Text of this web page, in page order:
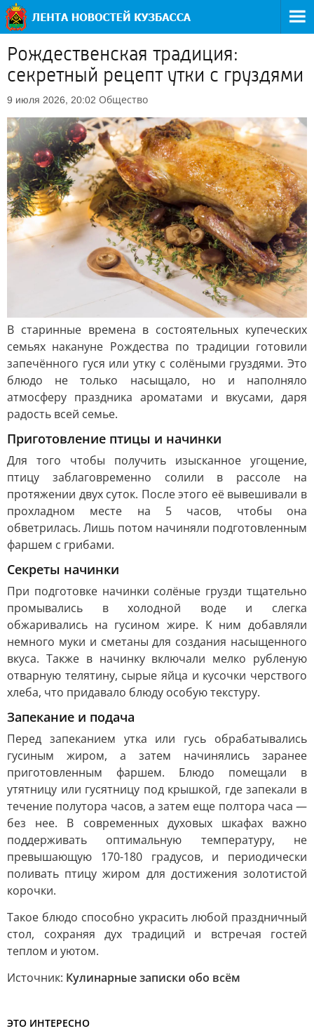
Рождественская традиция:
секретный рецепт утки с груздями
9 июля 2026, 20:02 Общество
В старинные времена в состоятельных купеческих
семьях накануне Рождества по традиции готовили
запечённого гуся или утку с солёными груздями. Это
блюдо не только насыщало, но и наполняло
атмосферу праздника ароматами и вкусами, даря
радость всей семье.
Приготовление птицы и начинки
Для того чтобы получить изысканное угощение,
птицу заблаговременно солили в рассоле на
протяжении двух суток. После этого её вывешивали в
прохладном месте на 5 часов, чтобы она
обветрилась. Лишь потом начиняли подготовленным
фаршем с грибами.
Секреты начинки
При подготовке начинки солёные грузди тщательно
промывались в холодной воде и слегка
обжаривались на гусином жире. К ним добавляли
немного муки и сметаны для создания насыщенного
вкуса. Также в начинку включали мелко рубленую
отварную телятину, сырые яйца и кусочки черствого
хлеба, что придавало блюду особую текстуру.
Запекание и подача
Перед запеканием утка или гусь обрабатывались
гусиным жиром, а затем начинялись заранее
приготовленным фаршем. Блюдо помещали в
утятницу или гусятницу под крышкой, где запекали в
течение полутора часов, а затем еще полтора часа —
без нее. В современных духовых шкафах важно
поддерживать оптимальную температуру, не
превышающую 170-180 градусов, и периодически
поливать птицу жиром для достижения золотистой
корочки.
Такое блюдо способно украсить любой праздничный
стол, сохраняя дух традиций и встречая гостей
теплом и уютом.
Источник: Кулинарные записки обо всём
ЭТО ИНТЕРЕСНО